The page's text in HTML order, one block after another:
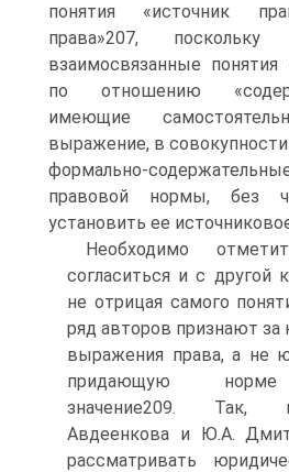
понятия «источник
права»207,
взаимосвязанные понятия
по отношению
имеющие
выражение, в
формально-
правовой нормы, без
установить ее
Необходимо
согласиться и с другой
не отрицая самого
ряд авторов признают за
выражения права, а не
придающую норме
значение209. Так,
Авдеенкова и Ю.А.
рассматривать